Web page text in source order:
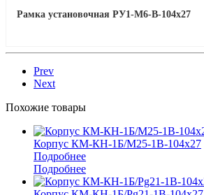
Рамка установочная РУ1-М6-В-104х27
Prev
Next
Похожие товары
Корпус КМ-КН-1Б/М25-1В-104х27
Подробнее
Подробнее